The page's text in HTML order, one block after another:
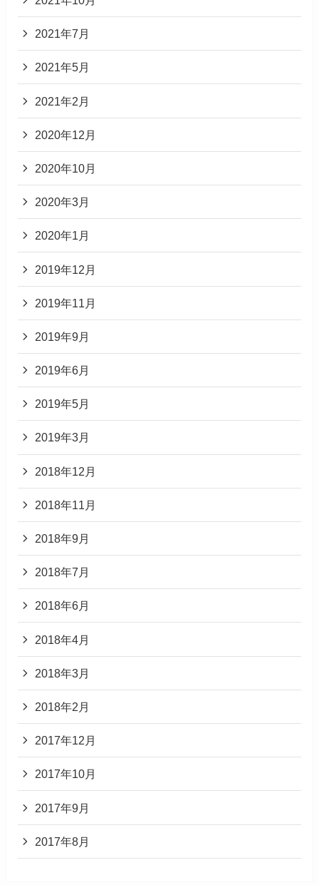
2021年7月
2021年5月
2021年2月
2020年12月
2020年10月
2020年3月
2020年1月
2019年12月
2019年11月
2019年9月
2019年6月
2019年5月
2019年3月
2018年12月
2018年11月
2018年9月
2018年7月
2018年6月
2018年4月
2018年3月
2018年2月
2017年12月
2017年10月
2017年9月
2017年8月